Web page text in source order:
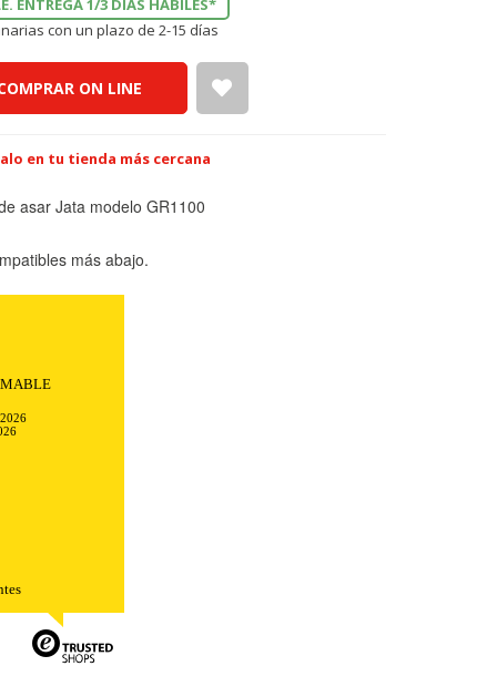
con un plazo de 2-15 días
ON LINE
en tu tienda más cercana
asar Jata modelo GR1100
más abajo.
Puede configurar su